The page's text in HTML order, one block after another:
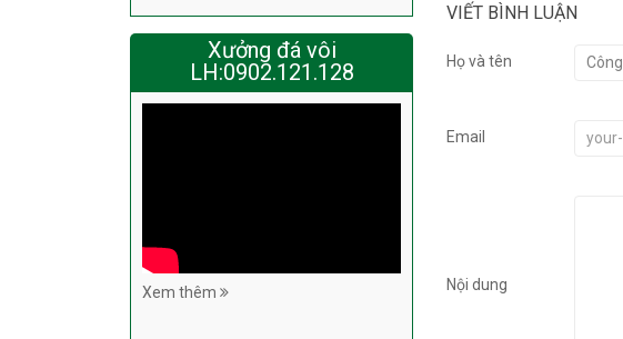
VIẾT BÌNH LUẬN
Họ và tên
Email
Nội dung
Xưởng đá vôi
LH:0902.121.128
Xem thêm